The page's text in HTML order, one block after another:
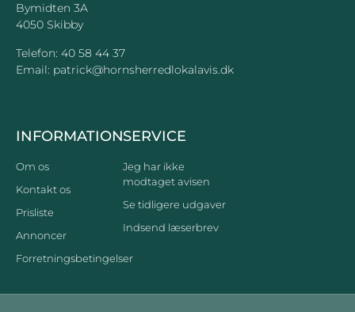
Bymidten 3A
4050 Skibby
Telefon: 40 58 44 37
Email: patrick@hornsherredlokalavis.dk
INFORMATION
Om os
Kontakt os
Prisliste
Annoncer
Forretningsbetingelser
SERVICE
Jeg har ikke
modtaget avisen
Se tidligere udgaver
Indsend læserbrev